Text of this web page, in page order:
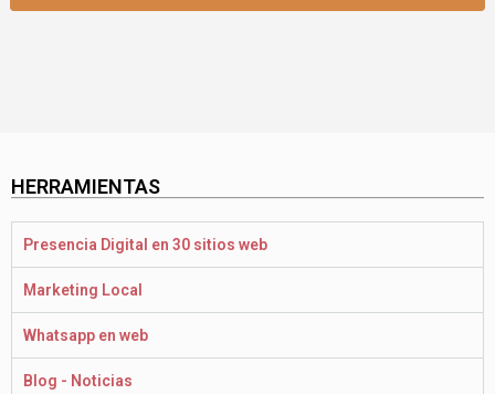
HERRAMIENTAS
Presencia Digital en 30 sitios web
Marketing Local
Whatsapp en web
Blog - Noticias